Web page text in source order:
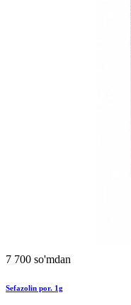
7 700 so'mdan
Sefazolin por. 1g